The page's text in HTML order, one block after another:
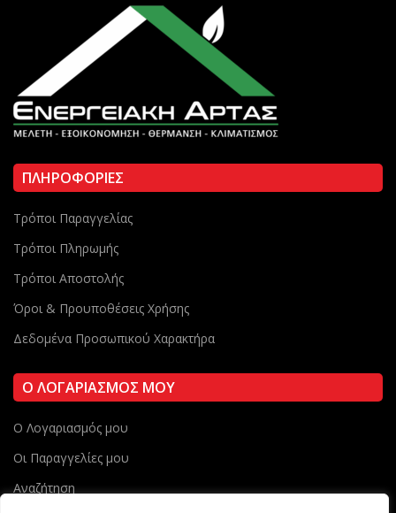
ΠΛΗΡΟΦΟΡΙΕΣ
Τρόποι Παραγγελίας
Τρόποι Πληρωμής
Τρόποι Αποστολής
Όροι & Προυποθέσεις Χρήσης
Δεδομένα Προσωπικού Χαρακτήρα
Ο ΛΟΓΑΡΙΑΣΜΟΣ ΜΟΥ
Ο Λογαριασμός μου
Οι Παραγγελίες μου
Αναζήτηση